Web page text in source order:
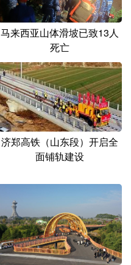
马来西亚山体滑坡已致13人
死亡
济郑高铁（山东段）开启全
面铺轨建设